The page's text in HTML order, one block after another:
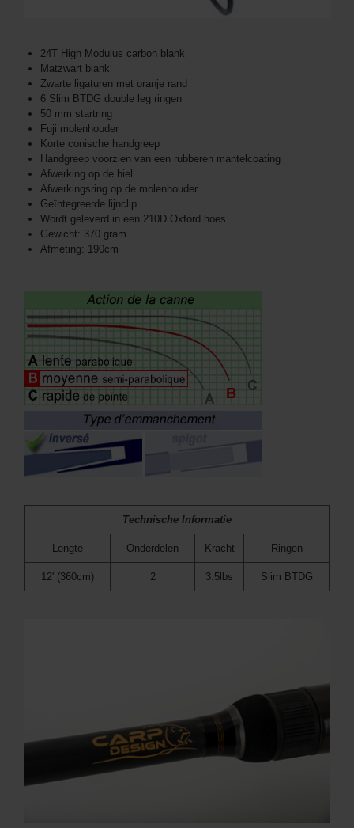
24T High Modulus carbon blank
Matzwart blank
Zwarte ligaturen met oranje rand
6 Slim BTDG double leg ringen
50 mm startring
Fuji molenhouder
Korte conische handgreep
Handgreep voorzien van een rubberen mantelcoating
Afwerking op de hiel
Afwerkingsring op de molenhouder
Geïntegreerde lijnclip
Wordt geleverd in een 210D Oxford hoes
Gewicht: 370 gram
Afmeting: 190cm
Technische Informatie
Lengte Onderdelen Kracht Ringen
12' (360cm) 2 3.5lbs Slim BTDG